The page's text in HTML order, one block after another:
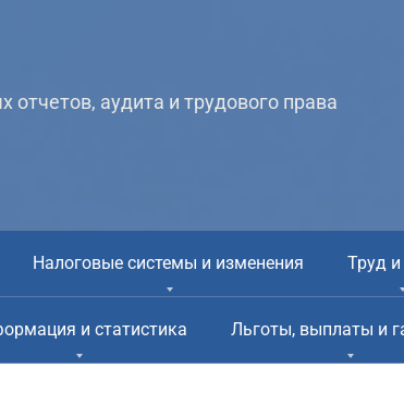
аудита и трудового права
Налоговые системы и изменения Труд
и статистика Льготы, выплаты и